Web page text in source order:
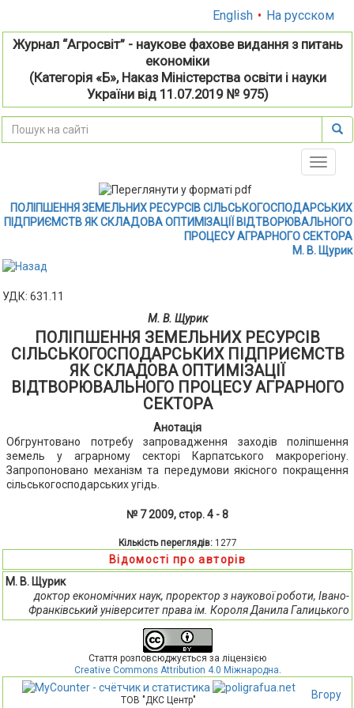
English • На русском
Журнал “Агросвіт” - наукове фахове видання з питань
економіки
(Категорія «Б», Наказ Міністерства освіти і науки
України від 11.07.2019 № 975)
Toggle
ПОЛІПШЕННЯ ЗЕМЕЛЬНИХ РЕСУРСІВ СІЛЬСЬКОГОСПОДАРСЬКИХ
ПІДПРИЄМСТВ ЯК СКЛАДОВА ОПТИМІЗАЦІЇ ВІДТВОРЮВАЛЬНОГО
ПРОЦЕСУ АГРАРНОГО СЕКТОРА
М. В. Щурик
УДК: 631.11
М. В. Щурик
ПОЛІПШЕННЯ ЗЕМЕЛЬНИХ РЕСУРСІВ
СІЛЬСЬКОГОСПОДАРСЬКИХ ПІДПРИЄМСТВ
ЯК СКЛАДОВА ОПТИМІЗАЦІЇ
ВІДТВОРЮВАЛЬНОГО ПРОЦЕСУ АГРАРНОГО
СЕКТОРА
Анотація
Обгрунтовано потребу запровадження заходів поліпшення
земель у аграрному секторі Карпатського макрорегіону.
Запропоновано механізм та передумови якісного покращення
сільськогосподарських угідь.
№ 7 2009, стор. 4 - 8
Кількість переглядів: 1277
Відомості про авторів
М. В. Щурик
доктор економічних наук, проректор з наукової роботи, Івано-
Франківський університет права ім. Короля Данила Галицького
Стаття розповсюджується за ліцензією
Creative Commons Attribution 4.0 Міжнародна
Вгору
ТОВ "ДКС Центр"